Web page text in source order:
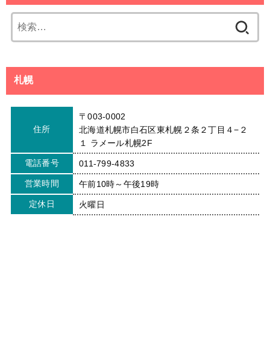
索:
札幌
住所
〒003-0002
北海道札幌市白石区東札幌２条２丁目４−２
１ ラメール札幌2F
電話番号 011-799-4833
営業時間 午前10時～午後19時
定休日 火曜日